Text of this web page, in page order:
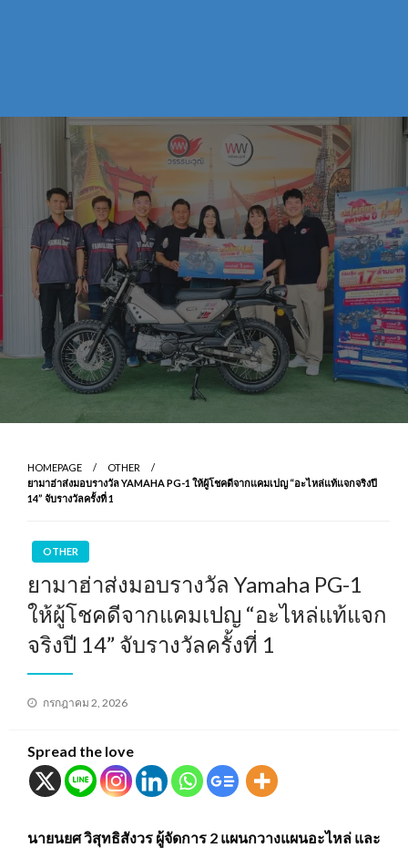
HOMEPAGE
OTHER
ยามาฮ่าส่งมอบรางวัล YAMAHA PG-1 ให้ผู้โชคดีจากแคมเปญ “อะไหล่แท้แจกจริงปี
14” จับรางวัลครั้งที่ 1
OTHER
ยามาฮ่าส่งมอบรางวัล Yamaha PG-1
ให้ผู้โชคดีจากแคมเปญ “อะไหล่แท้แจก
จริงปี 14” จับรางวัลครั้งที่ 1
Posted
กรกฎาคม 2, 2026
Spread the love
นายนยศ วิสุทธิสังวร ผู้จัดการ 2 แผนกวางแผนอะไหล่ และ